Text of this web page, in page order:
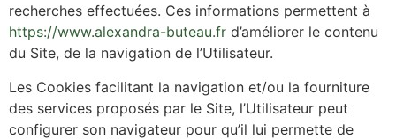
recherches effectuées. Ces informations permettent à
https://www.alexandra-buteau.fr d’améliorer le contenu
du Site, de la navigation de l’Utilisateur.
Les Cookies facilitant la navigation et/ou la fourniture
des services proposés par le Site, l’Utilisateur peut
configurer son navigateur pour qu’il lui permette de